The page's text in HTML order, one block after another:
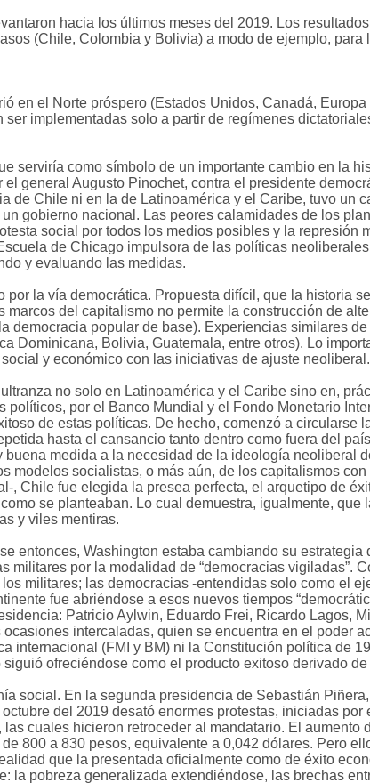
hacia los últimos meses del 2019. Los
(Chile, Colombia y Bolivia) a modo de ejemplo, para
en el Norte próspero (Estados Unidos, Canadá,
implementadas solo a partir de regímenes
serviría como símbolo de un importante cambio en la
general Augusto Pinochet, contra el presidente
de Chile ni en la de Latinoamérica y el Caribe, tuvo un
gobierno nacional. Las peores calamidades de los
social por todos los medios posibles y la represión
de Chicago impulsora de las políticas
y evaluando las medidas.
la vía democrática. Propuesta difícil, que la historia
del capitalismo no permite la construcción de
democracia popular de base). Experiencias similares
Dominicana, Bolivia, Guatemala, entre otros). Lo
y económico con las iniciativas de ajuste neoliberal.
no solo en Latinoamérica y el Caribe sino en,
por el Banco Mundial y el Fondo Monetario
de estas políticas. De hecho, comenzó a circularse
hasta el cansancio tanto dentro como fuera del
medida a la necesidad de la ideología neoliberal
modelos socialistas, o más aún, de los capitalismos
, Chile fue elegida la presea perfecta, el arquetipo de
se planteaban. Lo cual demuestra, igualmente, que
y viles mentiras.
entonces, Washington estaba cambiando su estrategia
por la modalidad de “democracias vigiladas”.
militares; las democracias -entendidas solo como el
fue abriéndose a esos nuevos tiempos
Patricio Aylwin, Eduardo Frei, Ricardo Lagos,
intercaladas, quien se encuentra en el poder
internacional (FMI y BM) ni la Constitución política de
ofreciéndose como el producto exitoso derivado
social. En la segunda presidencia de Sebastián
del 2019 desató enormes protestas, iniciadas por
cuales hicieron retroceder al mandatario. El aumento
800 a 830 pesos, equivalente a 0,042 dólares. Pero
que la presentada oficialmente como de éxito
la pobreza generalizada extendiéndose, las brechas